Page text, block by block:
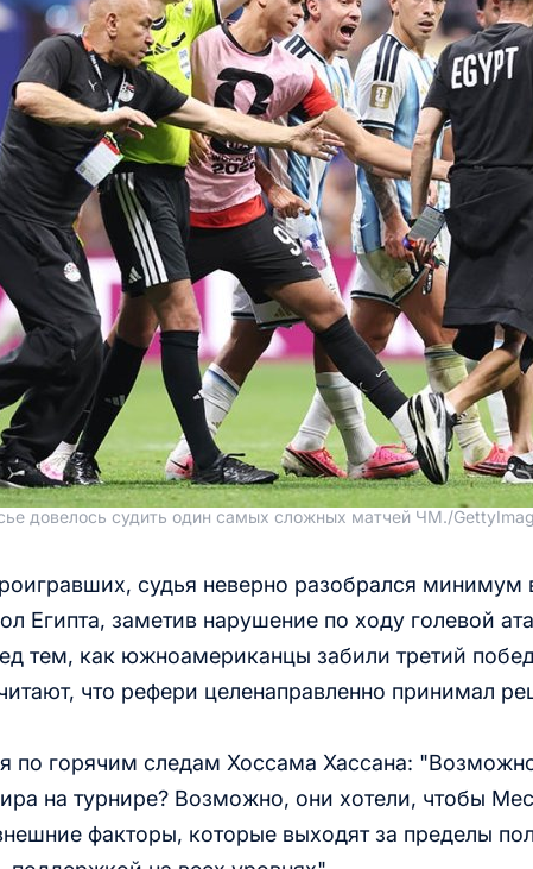
довелось судить один самых сложных матчей ЧМ./
судья неверно разобрался минимум
Египта, заметив нарушение по ходу голевой
тем, как южноамериканцы забили третий
что рефери целенаправленно принимал
по горячим следам Хоссама Хассана:
на турнире? Возможно, они хотели, чтобы
факторы, которые выходят за пределы